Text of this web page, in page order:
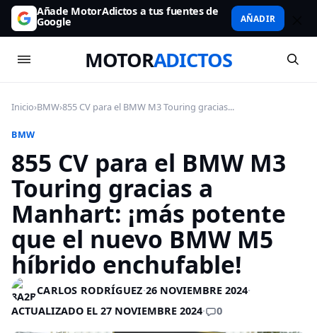
Añade MotorAdictos a tus fuentes de
Google AÑADIR
MOTORADICTOS
Inicio›BMW›855 CV para el BMW M3 Touring gracias...
BMW
855 CV para el BMW M3
Touring gracias a
Manhart: ¡más potente
que el nuevo BMW M5
híbrido enchufable!
CARLOS RODRÍGUEZ·26 NOVIEMBRE 2024·
ACTUALIZADO EL 27 NOVIEMBRE 2024· 0